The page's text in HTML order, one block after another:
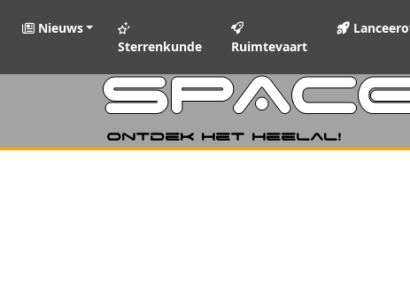
Nieuws
Sterrenkunde
Ruimtevaart
Ontdek het heelal!